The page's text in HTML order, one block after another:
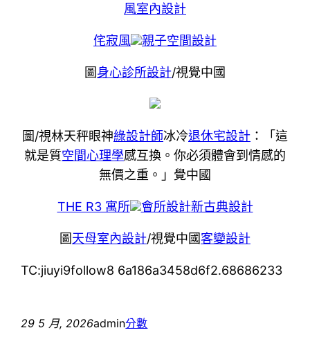
風室內設計
侘寂風 親子空間設計
圖身心診所設計/視覺中國
圖/視林天秤眼神綠設計師冰冷退休宅設計 ：「這
就是質空間心理學感互換。你必須體會到情感的
無價之重。」覺中國
THE R3 寓所 會所設計新古典設計
圖天母室內設計/視覺中國客變設計
TC:jiuyi9follow8 6a186a3458d6f2.68686233
29 5 月, 2026admin分數